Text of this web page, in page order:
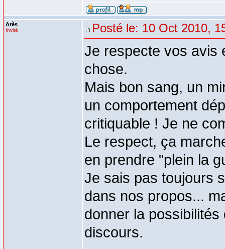
Arès
Invité Posté le: 10 Oct 2010,
Je respecte vos avis
chose.
Mais bon sang, un
un comportement
critiquable ! Je ne
Le respect, ça
en prendre "plein la
Je sais pas toujours
dans nos propos...
donner la
discours.